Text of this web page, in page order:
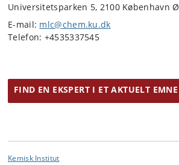
Universitetsparken 5, 2100 København Ø
E-mail: mlc@chem.ku.dk
Telefon: +4535337545
FIND EN EKSPERT I ET AKTUELT EMNE
Kemisk Institut